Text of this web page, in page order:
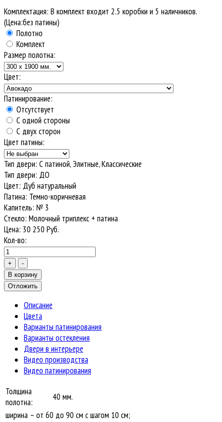
Комплектация: В комплект входит 2.5 коробки и 5 наличников.
(Цена:без патины)
Полотно
Комплект
Размер полотна:
Цвет:
Патинирование:
Отсутствует
С одной стороны
С двух сторон
Цвет патины:
Тип двери: С патиной, Элитные, Классические
Тип двери: ДО
Цвет: Дуб натуральный
Патина: Темно-коричневая
Капитель: № 3
Стекло: Молочный триплекс + патина
Цена: 30 250 Руб.
Кол-во:
Описание
Цвета
Варианты патинирования
Варианты остекления
Двери в интерьере
Видео производства
Видео патинирования
Толщина
полотна:
40 мм.
ширина – от 60 до 90 см с шагом 10 см;